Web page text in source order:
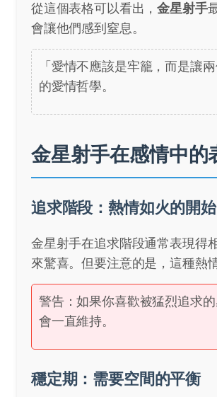
從這個表格可以看出，金星射手
會讓他們感到窒息。
「愛情不應該是牢籠，而是讓
的愛情哲學。
金星射手在感情中的
追求階段：熱情如火的開始
金星射手在追求階段通常表現得
來驚喜。但要注意的是，這種熱
警告：如果你喜歡被猛烈追求
會一直維持。
穩定期：需要空間的平衡